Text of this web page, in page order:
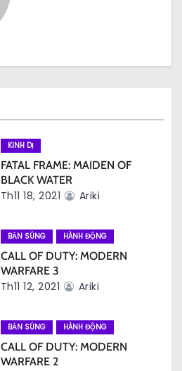
KINH DỊ
FATAL FRAME: MAIDEN OF
BLACK WATER
Th11 18, 2021 Ariki
BẮN SÚNG HÀNH ĐỘNG
CALL OF DUTY: MODERN
WARFARE 3
Th11 12, 2021 Ariki
BẮN SÚNG HÀNH ĐỘNG
CALL OF DUTY: MODERN
WARFARE 2